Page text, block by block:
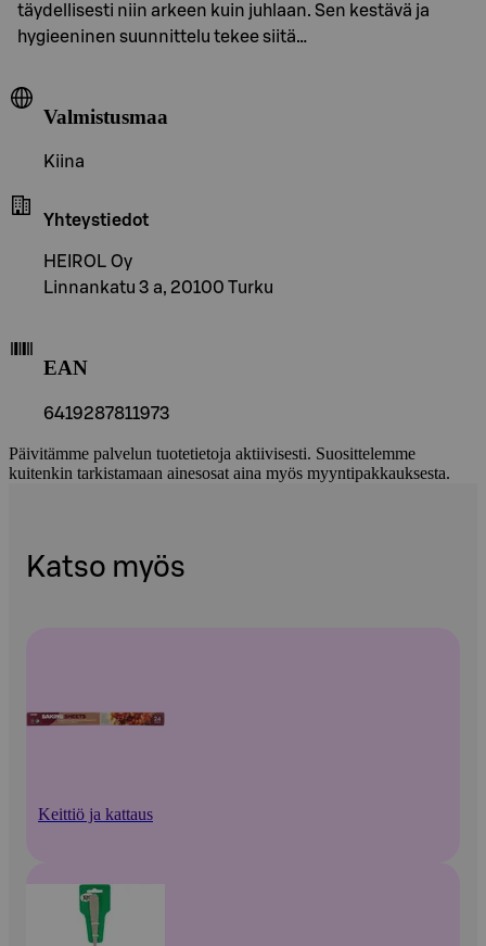
täydellisesti niin arkeen kuin juhlaan. Sen kestävä ja
hygieeninen suunnittelu tekee siitä…
Valmistusmaa
Kiina
Yhteystiedot
HEIROL Oy
Linnankatu 3 a, 20100 Turku
EAN
6419287811973
Päivitämme palvelun tuotetietoja aktiivisesti. Suosittelemme
kuitenkin tarkistamaan ainesosat aina myös myyntipakkauksesta.
Katso myös
Keittiö ja kattaus